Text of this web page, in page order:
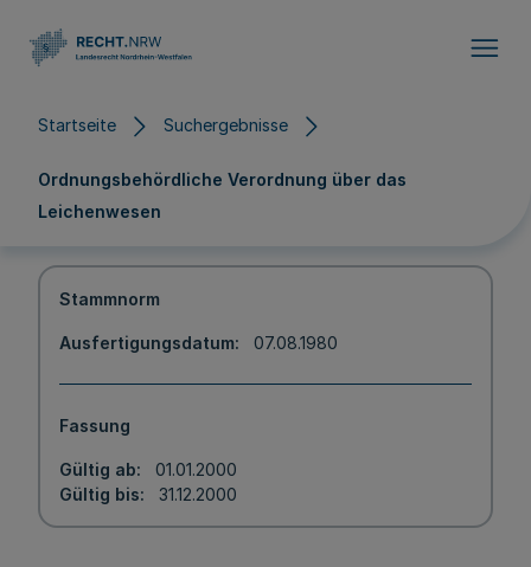
Startseite Suchergebnisse
Ordnungsbehördliche Verordnung über das
Leichenwesen
Stammnorm
Ausfertigungsdatum 07.08.1980
Fassung
Gültig ab
01.01.2000
Gültig bis
31.12.2000